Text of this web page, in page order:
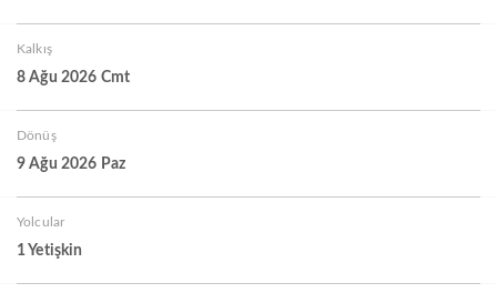
Kalkış
8 Ağu 2026 Cmt
Dönüş
9 Ağu 2026 Paz
Yolcular
1 Yetişkin